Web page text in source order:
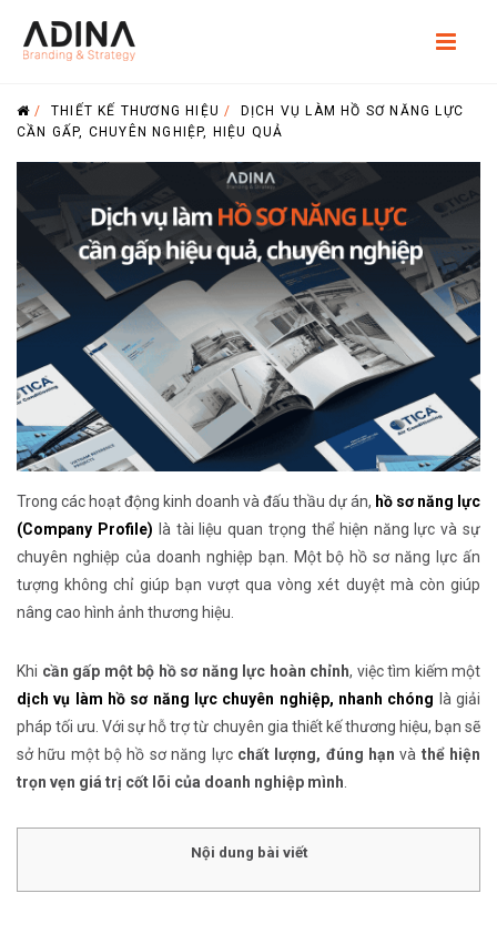
/THIẾT KẾ THƯƠNG HIỆU /
DỊCH VỤ LÀM HỒ SƠ NĂNG LỰC
CẦN GẤP, CHUYÊN NGHIỆP, HIỆU QUẢ
Trong các hoạt động kinh doanh và đấu thầu dự án, hồ sơ năng lực
(Company Profile) là tài liệu quan trọng thể hiện năng lực và sự
chuyên nghiệp của doanh nghiệp bạn. Một bộ hồ sơ năng lực ấn
tượng không chỉ giúp bạn vượt qua vòng xét duyệt mà còn giúp
nâng cao hình ảnh thương hiệu.
Khi cần gấp một bộ hồ sơ năng lực hoàn chỉnh, việc tìm kiếm một
dịch vụ làm hồ sơ năng lực chuyên nghiệp, nhanh chóng là giải
pháp tối ưu. Với sự hỗ trợ từ chuyên gia thiết kế thương hiệu, bạn sẽ
sở hữu một bộ hồ sơ năng lựcchất lượng, đúng hạn và thể hiện
trọn vẹn giá trị cốt lõi của doanh nghiệp mình
Nội dung bài viết